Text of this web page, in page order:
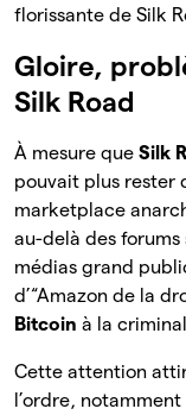
florissante de Silk
Gloire,
Silk Road
À mesure que Silk
pouvait plus rester
marketplace
au-delà des forums
médias grand
d’“Amazon de la
Bitcoin à la
Cette attention
l’ordre, notamment